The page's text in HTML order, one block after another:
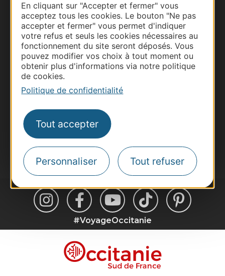
En cliquant sur "Accepter et fermer" vous
acceptez tous les cookies. Le bouton "Ne pas
accepter et fermer" vous permet d'indiquer
votre refus et seuls les cookies nécessaires au
fonctionnement du site seront déposés. Vous
pouvez modifier vos choix à tout moment ou
obtenir plus d'informations via notre politique
de cookies.
Politique de confidentialité
Tout accepter
Personnaliser Tout refuser
Thermalisme
Business/Mice
Pros d'Occitanie
Site presse et d'influence
Voyagistes
Destination Sport
Inscrivez-vous à la lettre d'information
Destination Occitanie pour recevoir des
suggestions de séjours, de visites et de sorties.
Je m'abonne
#VoyageOccitanie